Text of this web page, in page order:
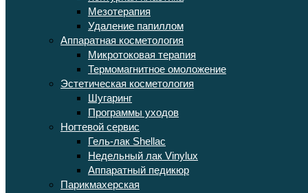
Мезотерапия
Удаление папиллом
Аппаратная косметология
Микротоковая терапия
Термомагнитное омоложение
Эстетическая косметология
Шугаринг
Программы уходов
Ногтевой сервис
Гель-лак Shellac
Недельный лак Vinylux
Аппаратный педикюр
Парикмахерская